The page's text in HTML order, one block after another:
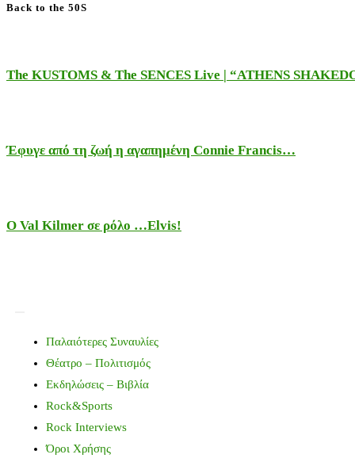
Back to the 50S
The KUSTOMS & The SENCES Live | “ATHENS
Έφυγε από τη ζωή η αγαπημένη Connie Francis…
Ο Val Kilmer σε ρόλο …Elvis!
Παλαιότερες Συναυλίες
Θέατρο – Πολιτισμός
Εκδηλώσεις – Βιβλία
Rock&Sports
Rock Interviews
Όροι Χρήσης